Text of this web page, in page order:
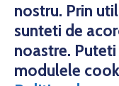
nostru. Prin
sunteti de
noastre.
modulele